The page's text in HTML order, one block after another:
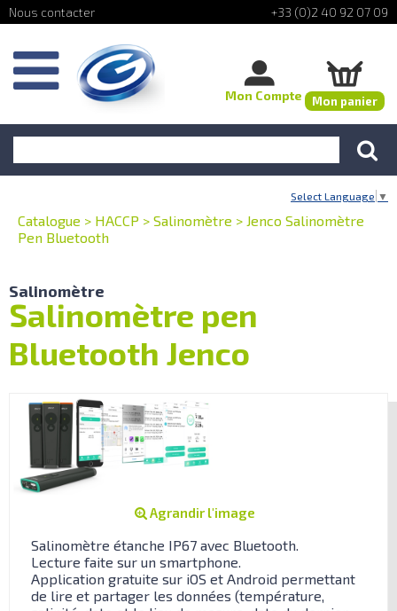
+33 (0)2 40 92 07 09
Mon Compte Mon panier
Select Language ▼
Catalogue > HACCP > Salinomètre > Jenco Salinomètre
Pen Bluetooth
Salinomètre
Salinomètre pen
Bluetooth Jenco
Agrandir l'image
Salinomètre étanche IP67 avec Bluetooth.
Lecture faite sur un smartphone.
Application gratuite sur iOS et Android permettant
de lire et partager les données (température,